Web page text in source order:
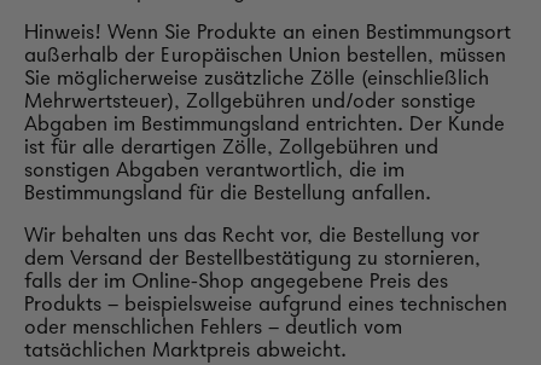
Hinweis! Wenn Sie Produkte an einen Bestimmungsort
außerhalb der Europäischen Union bestellen, müssen
Sie möglicherweise zusätzliche Zölle (einschließlich
Mehrwertsteuer), Zollgebühren und/oder sonstige
Abgaben im Bestimmungsland entrichten. Der Kunde
ist für alle derartigen Zölle, Zollgebühren und
sonstigen Abgaben verantwortlich, die im
Bestimmungsland für die Bestellung anfallen.
Wir behalten uns das Recht vor, die Bestellung vor
dem Versand der Bestellbestätigung zu stornieren,
falls der im Online-Shop angegebene Preis des
Produkts – beispielsweise aufgrund eines technischen
oder menschlichen Fehlers – deutlich vom
tatsächlichen Marktpreis abweicht.